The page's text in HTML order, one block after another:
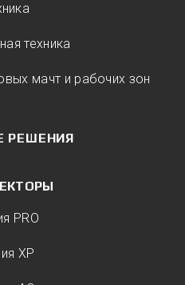
техника
мачт и рабочих зон
РЕШЕНИЯ
PRO
XP